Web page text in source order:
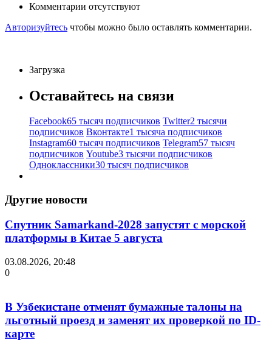
Комментарии отсутствуют
Авторизуйтесь чтобы можно было оставлять комментарии.
Загрузка
Оставайтесь на связи
Facebook65 тысяч подписчиков Twitter2 тысячи
подписчиков Вконтакте1 тысяча подписчиков
Instagram60 тысяч подписчиков Telegram57 тысяч
подписчиков Youtube3 тысячи подписчиков
Одноклассники30 тысяч подписчиков
Другие новости
Спутник Samarkand-2028 запустят с морской
платформы в Китае 5 августа
03.08.2026, 20:48
0
В Узбекистане отменят бумажные талоны на
льготный проезд и заменят их проверкой по ID-
карте